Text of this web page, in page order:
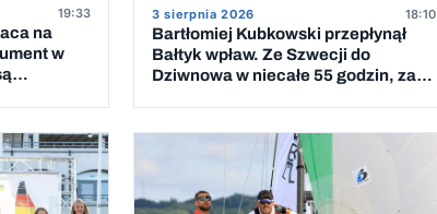
19:33
na
w
3 sierpnia 2026 18:10
Bartłomiej Kubkowski przepłynął
Bałtyk wpław. Ze Szwecji do
Dziwnowa w niecałe 55 godzin, za